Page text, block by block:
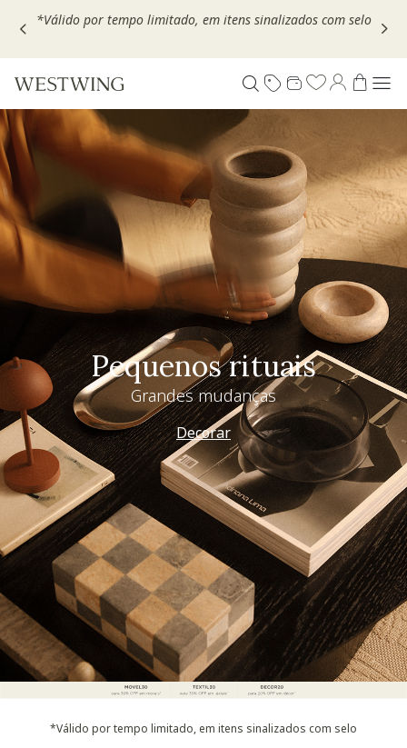
Escolha seu VOUCHER e ganhe até 30% OFF*: useMOVEL30,
Pequenos rituais
Grandes mudanças
Decorar
*Válido por tempo limitado, em itens sinalizados com selo